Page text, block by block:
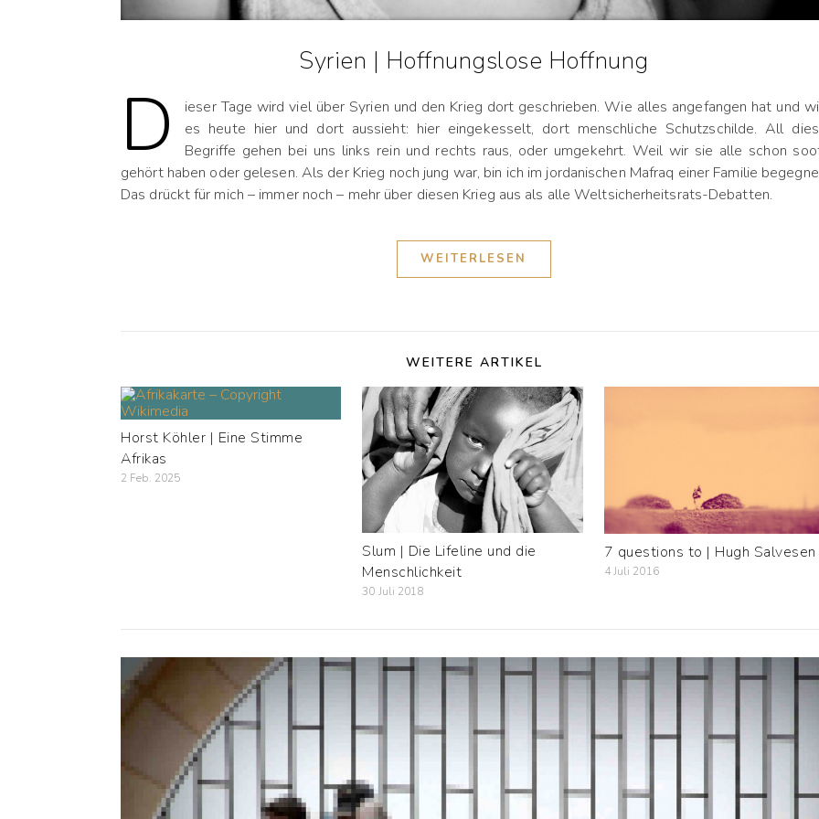
Syrien | Hoffnungslose Hoffnung
D
ieser Tage wird viel über Syrien und den Krieg dort geschrieben. Wie alles angefangen hat und
es heute hier und dort aussieht: hier eingekesselt, dort menschliche Schutzschilde. All
Begriffe gehen bei uns links rein und rechts raus, oder umgekehrt. Weil wir sie alle schon
gehört haben oder gelesen. Als der Krieg noch jung war, bin ich im jordanischen Mafraq einer Familie
Das drückt für mich – immer noch – mehr über diesen Krieg aus als alle Weltsicherheitsrats-Debatten.
WEITERLESEN
WEITERE ARTIKEL
Horst Köhler | Eine Stimme
Afrikas
2 Feb. 2025
Slum | Die Lifeline und die
Menschlichkeit
30 Juli 2018
7 questions to | Hugh Salvesen
4 Juli 2016